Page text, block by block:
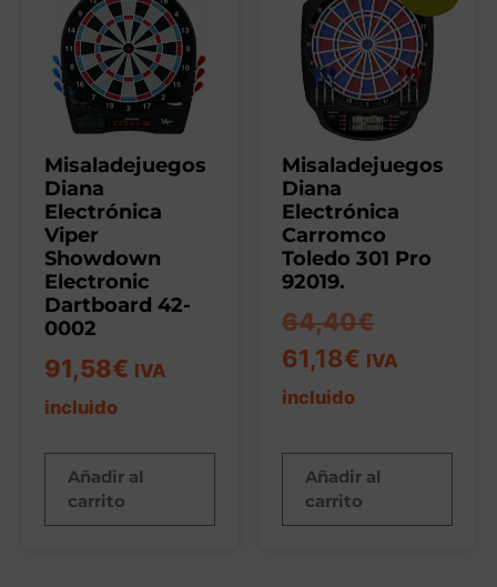
Misaladejuegos
Diana
Electrónica
Viper
Showdown
Electronic
Dartboard 42-
0002
91,58€ IVA
incluido
Añadir al
carrito
Misaladejuegos
Diana
Electrónica
Carromco
Toledo 301 Pro
92019.
64,40€
61,18€ IVA
incluido
Añadir al
carrito